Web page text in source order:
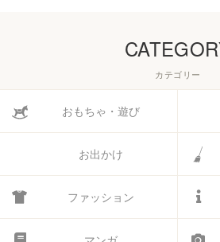
カテゴリー
おもちゃ・遊び
お出かけ
ファッション